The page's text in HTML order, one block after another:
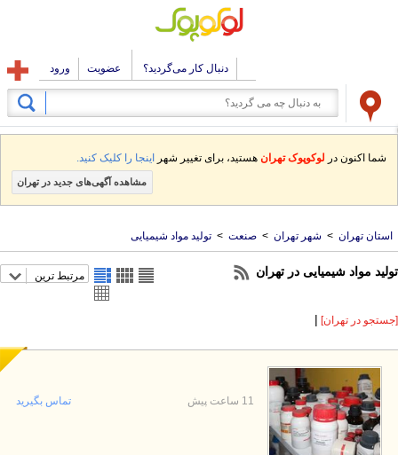
دنبال کار می‌گردید؟ عضویت ورود
شما اکنون در لوکوپوک تهرانهستید، برای تغییر شهر اینجا را کلیک کنید.
مشاهده آگهی‌های جدید در تهران
استان تهران > شهر تهران > صنعت > تولید مواد شیمیایی
مواد شیمیایی در تهران مرتبط ترین
در تهران] |
11 ساعت پیش تماس بگیرید